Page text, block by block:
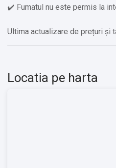
✔️ Fumatul nu este permis la
Ultima actualizare de prețuri și
Locatia pe harta